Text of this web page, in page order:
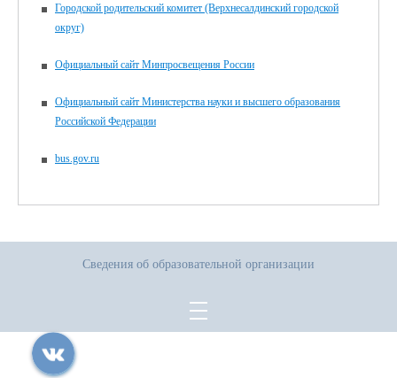
Городской родительский комитет (Верхнесалдинский городской
округ)
Официальный сайт Минпросвещения России
Официальный сайт Министерства науки и высшего образования
Российской Федерации
bus.gov.ru
Сведения об образовательной организации